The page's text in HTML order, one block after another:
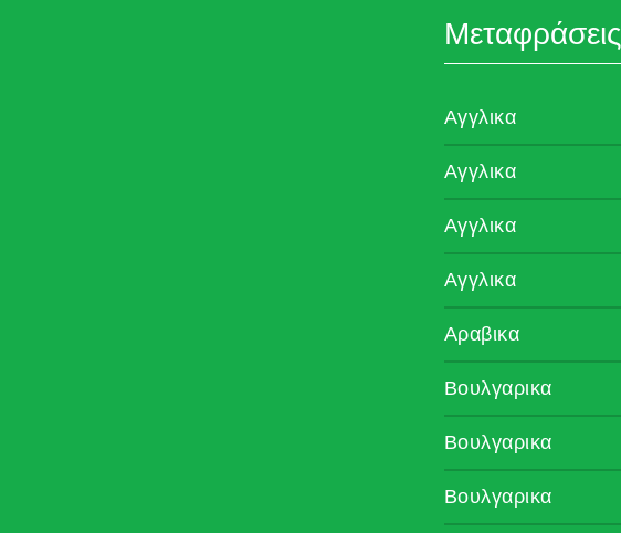
Μεταφράσεις
Αγγλικα
Αγγλικα
Αγγλικα
Αγγλικα
Αραβικα
Βουλγαρικα
Βουλγαρικα
Βουλγαρικα